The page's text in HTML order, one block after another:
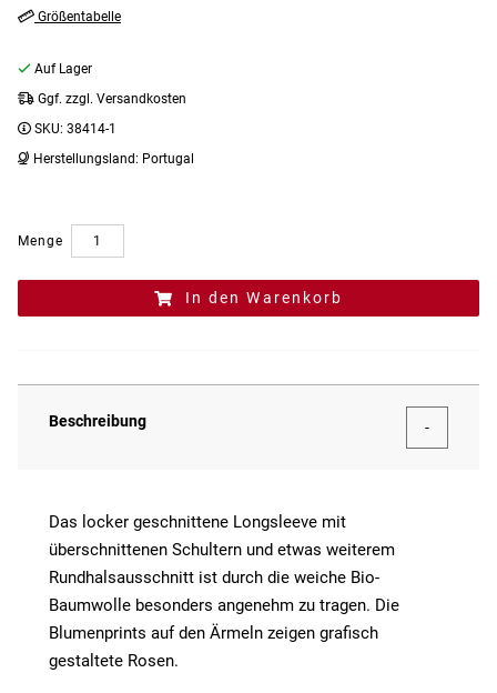
Größentabelle
Auf Lager
Ggf. zzgl. Versandkosten
SKU: 38414-1
Herstellungsland: Portugal
Menge
In den Warenkorb
Beschreibung
Das locker geschnittene Longsleeve mit
überschnittenen Schultern und etwas weiterem
Rundhalsausschnitt ist durch die weiche Bio-
Baumwolle besonders angenehm zu tragen. Die
Blumenprints auf den Ärmeln zeigen grafisch
gestaltete Rosen.